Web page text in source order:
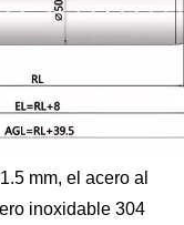
mm, el acero al
inoxidable 304